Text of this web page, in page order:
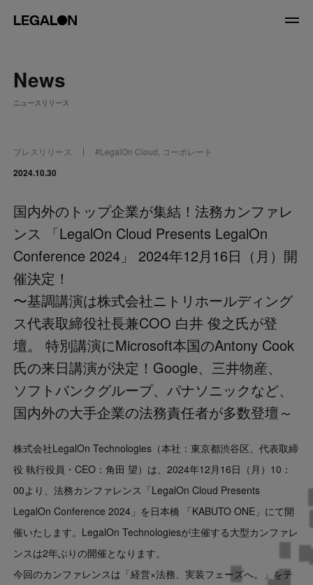
About
Service
News
Recruit
LegalOn Now
Contact
US website
News
ニュースリリース
プレスリリース #LegalOn Cloud コーポレート
2024.10.30
国内外のトップ企業が集結！法務カンファレ
ンス 「LegalOn Cloud Presents LegalOn
Conference 2024」 2024年12月16日（月）開
催決定！
〜基調講演は株式会社ニトリホールディング
ス代表取締役社長兼COO 白井 俊之氏が登
壇。 特別講演にMicrosoft本国のAntony Cook
氏の来日講演が決定！Google、三井物産、
ソフトバンクグループ、パナソニックなど、
国内外の大手企業の法務責任者が多数登壇～
株式会社LegalOn Technologies（本社：東京都渋谷区、代表取締
役 執行役員・CEO：角田 望）は、2024年12月16日（月）10：
00より、法務カンファレンス「LegalOn Cloud Presents
LegalOn Conference 2024」を日本橋 「KABUTO ONE」にて開
催いたします。LegalOn Technologiesが主催する大型カンファレ
ンスは2年ぶりの開催となります。
今回のカンファレンスは「経営×法務、実装フェーズへ。」をテ